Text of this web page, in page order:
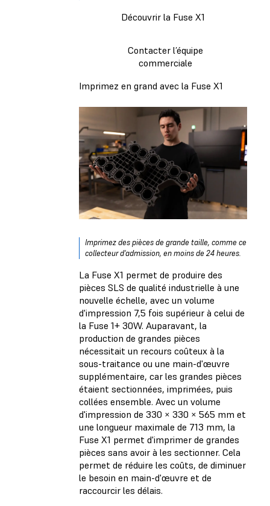
Découvrir la Fuse X1
Contacter l’équipe
commerciale
Imprimez en grand avec la Fuse X1
Imprimez des pièces de grande taille, comme ce
collecteur d'admission, en moins de 24 heures.
La Fuse X1 permet de produire des
pièces SLS de qualité industrielle à une
nouvelle échelle, avec un volume
d'impression 7,5 fois supérieur à celui de
la Fuse 1+ 30W. Auparavant, la
production de grandes pièces
nécessitait un recours coûteux à la
sous-traitance ou une main-d'œuvre
supplémentaire, car les grandes pièces
étaient sectionnées, imprimées, puis
collées ensemble. Avec un volume
d'impression de 330 × 330 × 565 mm et
une longueur maximale de 713 mm, la
Fuse X1 permet d'imprimer de grandes
pièces sans avoir à les sectionner. Cela
permet de réduire les coûts, de diminuer
le besoin en main-d'œuvre et de
raccourcir les délais.